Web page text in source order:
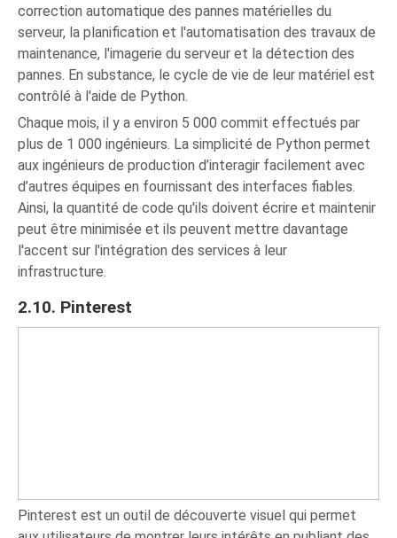
correction automatique des pannes matérielles du
serveur, la planification et l'automatisation des travaux de
maintenance, l'imagerie du serveur et la détection des
pannes. En substance, le cycle de vie de leur matériel est
contrôlé à l'aide de Python.
Chaque mois, il y a environ 5 000 commit effectués par
plus de 1 000 ingénieurs. La simplicité de Python permet
aux ingénieurs de production d’interagir facilement avec
d’autres équipes en fournissant des interfaces fiables.
Ainsi, la quantité de code qu'ils doivent écrire et maintenir
peut être minimisée et ils peuvent mettre davantage
l'accent sur l'intégration des services à leur
infrastructure.
2.10. Pinterest
Pinterest est un outil de découverte visuel qui permet